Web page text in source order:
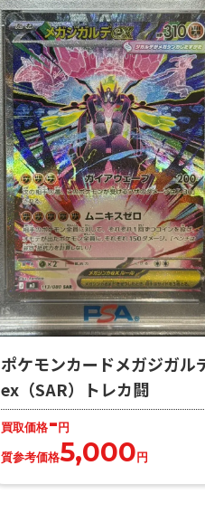
ポケモンカードメガジガル
ex（SAR）トレカ闘
買取価格-円
質参考価格5,000円